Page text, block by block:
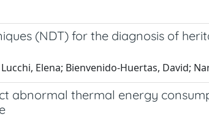
(NDT) for the diagnosis of
Elena; Bienvenido-Huertas, David;
abnormal thermal energy